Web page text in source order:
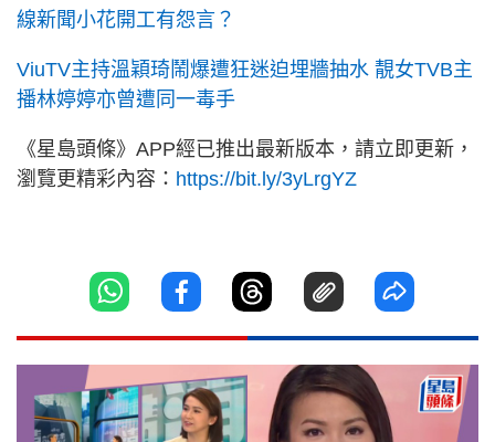
線新聞小花開工有怨言？
ViuTV主持溫穎琦鬧爆遭狂迷迫埋牆抽水 靚女TVB主
播林婷婷亦曾遭同一毒手
《星島頭條》APP經已推出最新版本，請立即更新，
瀏覽更精彩內容： https://bit.ly/3yLrgYZ